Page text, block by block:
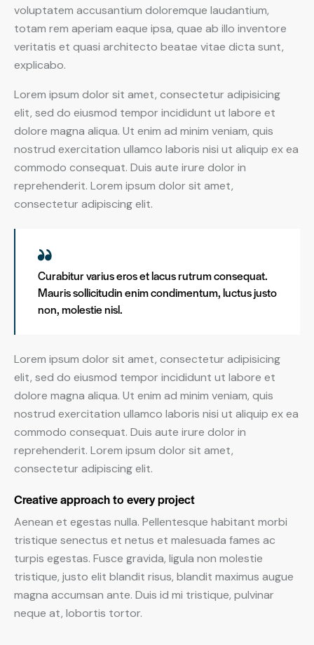
voluptatem accusantium doloremque laudantium,
totam rem aperiam eaque ipsa, quae ab illo inventore
veritatis et quasi architecto beatae vitae dicta sunt,
explicabo.
Lorem ipsum dolor sit amet, consectetur adipisicing
elit, sed do eiusmod tempor incididunt ut labore et
dolore magna aliqua. Ut enim ad minim veniam, quis
nostrud exercitation ullamco laboris nisi ut aliquip ex ea
commodo consequat. Duis aute irure dolor in
reprehenderit. Lorem ipsum dolor sit amet,
consectetur adipiscing elit.
Curabitur varius eros et lacus rutrum consequat.
Mauris sollicitudin enim condimentum, luctus justo
non, molestie nisl.
Lorem ipsum dolor sit amet, consectetur adipisicing
elit, sed do eiusmod tempor incididunt ut labore et
dolore magna aliqua. Ut enim ad minim veniam, quis
nostrud exercitation ullamco laboris nisi ut aliquip ex ea
commodo consequat. Duis aute irure dolor in
reprehenderit. Lorem ipsum dolor sit amet,
consectetur adipiscing elit.
Creative approach to every project
Aenean et egestas nulla. Pellentesque habitant morbi
tristique senectus et netus et malesuada fames ac
turpis egestas. Fusce gravida, ligula non molestie
tristique, justo elit blandit risus, blandit maximus augue
magna accumsan ante. Duis id mi tristique, pulvinar
neque at, lobortis tortor.